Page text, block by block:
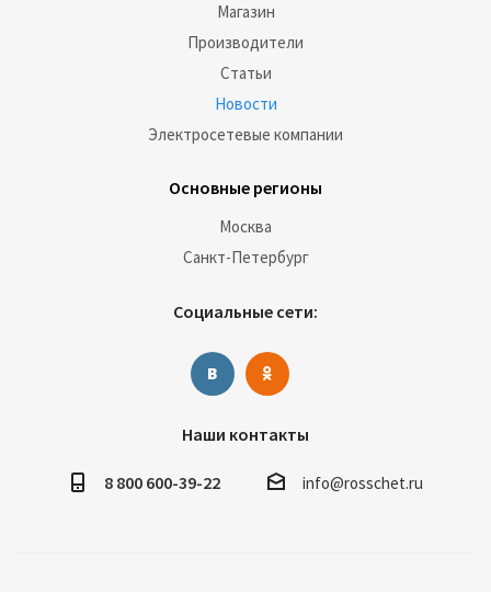
Магазин
Производители
Статьи
Новости
Электросетевые компании
Основные регионы
Москва
Санкт-Петербург
Социальные сети:
Наши контакты
8 800 600-39-22 info@rosschet.ru